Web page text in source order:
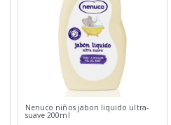
Nenuco niños jabon liquido ultra-
suave 200ml